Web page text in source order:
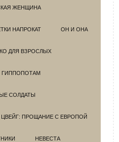
ЖЕНЩИНА
НАПРОКАТ ОН И ОНА
ДЛЯ ВЗРОСЛЫХ
ГИППОПОТАМ
СОЛДАТЫ
ЦВЕЙГ: ПРОЩАНИЕ С ЕВРОПОЙ
НЕВЕСТА